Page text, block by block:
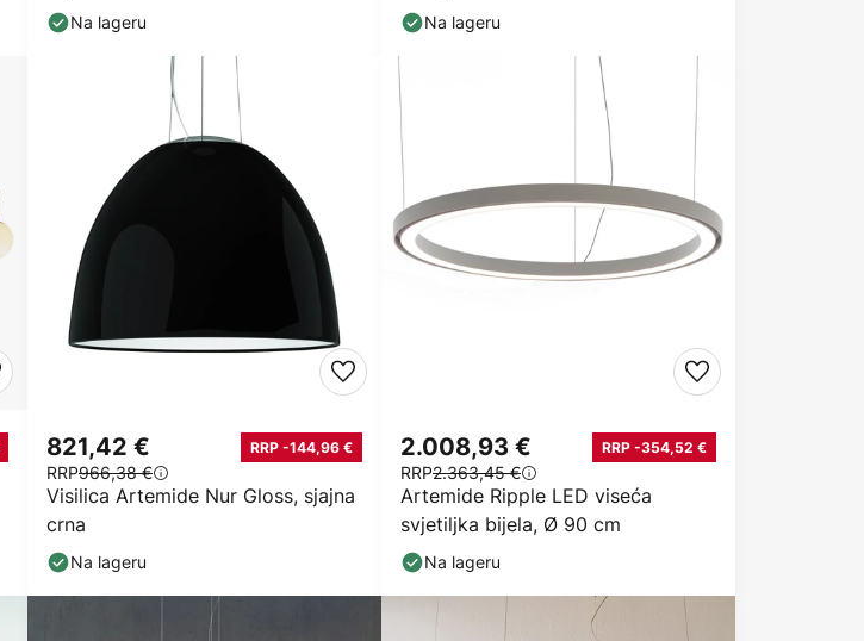
Na lageru Na lageru
Visilica Artemide Nur Gloss, sjajna
crna
821,42 € RRP -144,96 €
RRP966,38 €
Na lageru
Artemide Ripple LED viseća
svjetiljka bijela, Ø 90 cm
2.008,93 € RRP -354,52 €
RRP2.363,45 €
Na lageru